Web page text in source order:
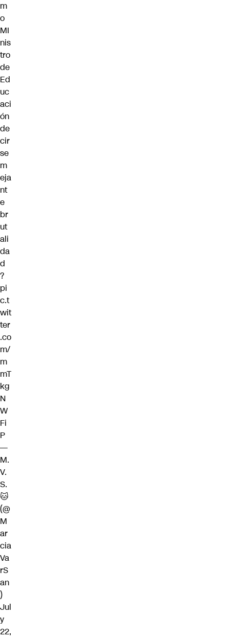
m
o
MI
nis
tro
de
Ed
uc
aci
ón
de
cir
se
m
eja
nt
e
br
ut
ali
da
d
?
pi
c.t
wit
ter
.co
m/
m
mT
kg
N
W
Fi
P
—
M.
V.
S.
🐱
(@
M
ar
cia
Va
rS
an
)
Jul
y
22,